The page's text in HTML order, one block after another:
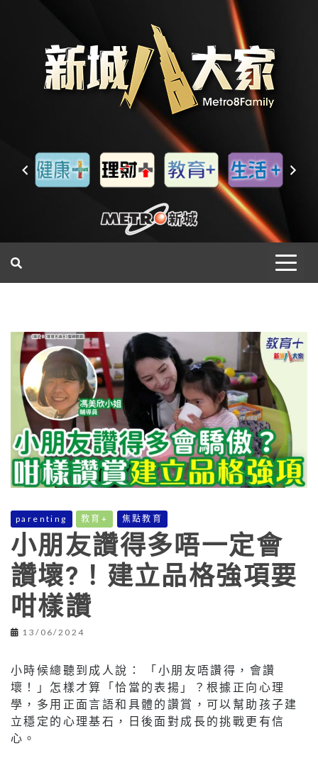
parenting 教育+ 焦點教育
小朋友讚得多唔一定會
讚壞?！建立品格強項要
咁樣讚
13/06/2024
小時候總聽到成人說： 「小朋友唔讚得，會讚
壞！」怎樣才算「恰當的表揚」？根據正向心理
學，多用正面言語和具體的讚賞，可以幫助孩子建
立穩定的心理基石，日後面對成長的挑戰更有信
心。